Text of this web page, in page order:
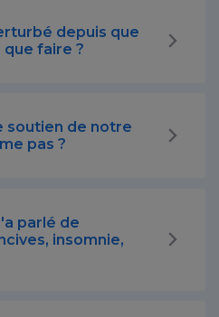
depuis que
faire ?
soutien de notre
pas ?
parlé de
insomnie,